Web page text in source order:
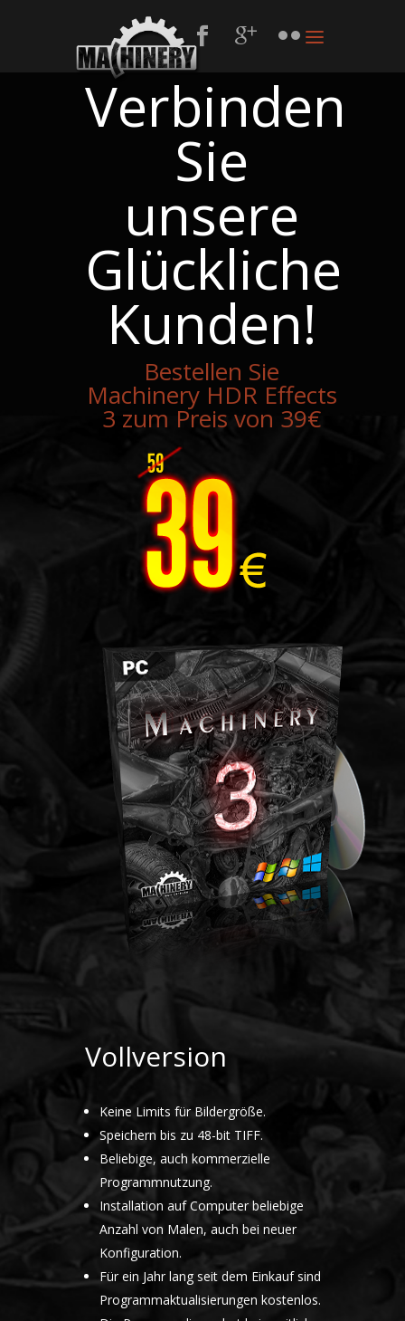
Verbinden
Sie
unsere
Glückliche
Kunden!
Bestellen Sie
Machinery HDR Effects
3 zum Preis von 39€
Vollversion
Keine Limits für Bildergröße.
Speichern bis zu 48-bit TIFF.
Beliebige, auch kommerzielle
Programmnutzung.
Installation auf Computer beliebige
Anzahl von Malen, auch bei neuer
Konfiguration.
Für ein Jahr lang seit dem Einkauf sind
Programmaktualisierungen kostenlos.